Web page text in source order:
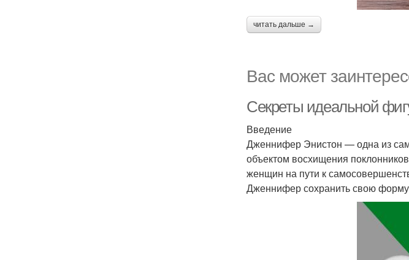
читать дальше →
Вас может
Секреты идеальной
Введение
Дженнифер Энистон — одна из
объектом восхищения
женщин на пути к
Дженнифер сохранить свою